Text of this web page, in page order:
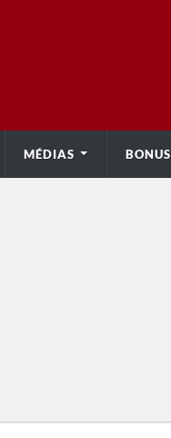
MÉDIAS BONUS